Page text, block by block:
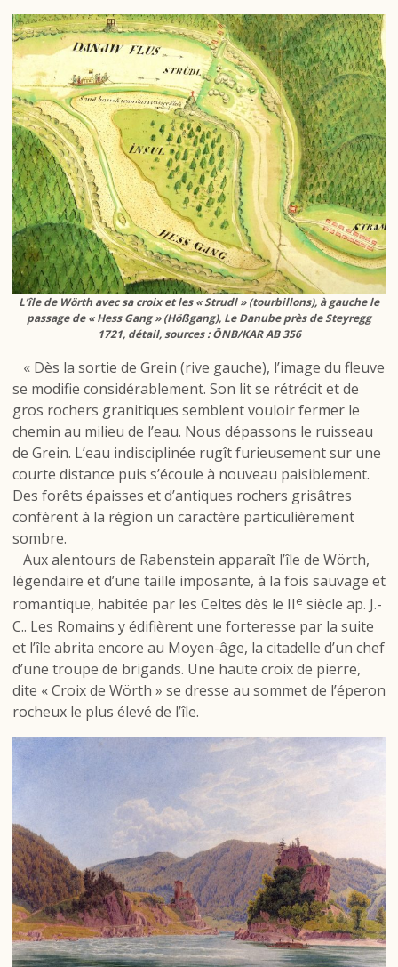
L’île de Wörth avec sa croix et les « Strudl » (tourbillons), à gauche le
passage de « Hess Gang » (Hößgang), Le Danube près de Steyregg
1721, détail, sources : ÖNB/KAR AB 356
« Dès la sortie de Grein (rive gauche), l’image du fleuve
se modifie considérablement. Son lit se rétrécit et de
gros rochers granitiques semblent vouloir fermer le
chemin au milieu de l’eau. Nous dépassons le ruisseau
de Grein. L’eau indisciplinée rugît furieusement sur une
courte distance puis s’écoule à nouveau paisiblement.
Des forêts épaisses et d’antiques rochers grisâtres
confèrent à la région un caractère particulièrement
sombre.
Aux alentours de Rabenstein apparaît l’île de Wörth,
légendaire et d’une taille imposante, à la fois sauvage et
romantique, habitée par les Celtes dès le IIe siècle ap. J.-
C.. Les Romains y édifièrent une forteresse par la suite
et l’île abrita encore au Moyen-âge, la citadelle d’un chef
d’une troupe de brigands. Une haute croix de pierre,
dite « Croix de Wörth » se dresse au sommet de l’éperon
rocheux le plus élevé de l’île.